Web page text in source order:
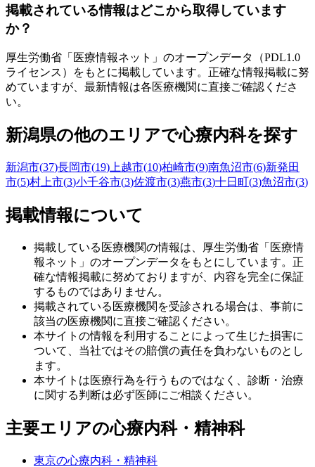
掲載されている情報はどこから取得しています
か？
厚生労働省「医療情報ネット」のオープンデータ（PDL1.0
ライセンス）をもとに掲載しています。正確な情報掲載に努
めていますが、最新情報は各医療機関に直接ご確認くださ
い。
新潟県の他のエリアで心療内科を探す
新潟市(37)長岡市(19) 上越市(10)柏崎市(9)南魚沼市(6)新発田
市(5)村上市(3)小千谷市(3)佐渡市(3)燕市(3)十日町(3)魚沼市(3)
掲載情報について
掲載している医療機関の情報は、厚生労働省「医療情
報ネット」のオープンデータをもとにしています。正
確な情報掲載に努めておりますが、内容を完全に保証
するものではありません。
掲載されている医療機関を受診される場合は、事前に
該当の医療機関に直接ご確認ください。
本サイトの情報を利用することによって生じた損害に
ついて、当社ではその賠償の責任を負わないものとし
ます。
本サイトは医療行為を行うものではなく、診断・治療
に関する判断は必ず医師にご相談ください。
主要エリアの心療内科・精神科
東京の心療内科・精神科